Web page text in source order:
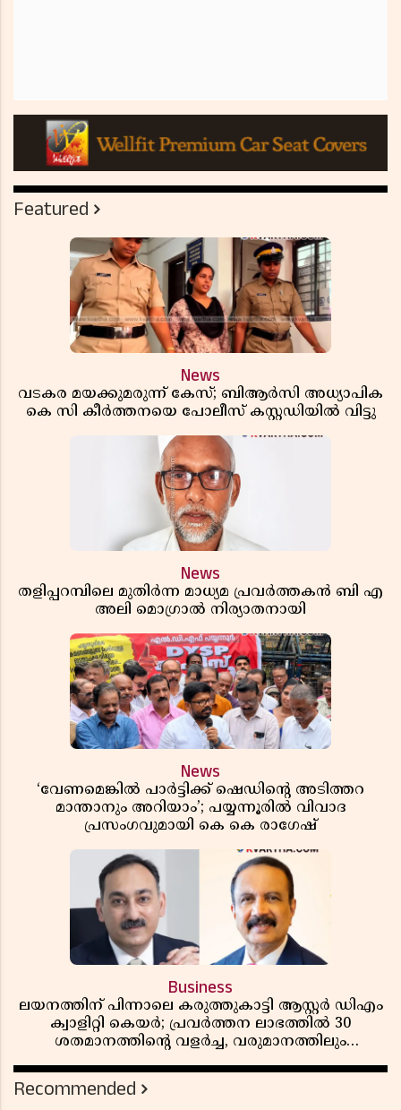
Featured
News
വടകര മയക്കുമരുന്ന് കേസ്; ബിആർസി അധ്യാപിക
കെ സി കീർത്തനയെ പോലീസ് കസ്റ്റഡിയിൽ വിട്ടു
News
തളിപ്പറമ്പിലെ മുതിർന്ന മാധ്യമ പ്രവർത്തകൻ ബി എ
അലി മൊഗ്രാൽ നിര്യാതനായി
News
‘വേണമെങ്കിൽ പാർട്ടിക്ക് ഷെഡിൻ്റെ അടിത്തറ
മാന്താനും അറിയാം’; പയ്യന്നൂരിൽ വിവാദ
പ്രസംഗവുമായി കെ കെ രാഗേഷ്
Business
ലയനത്തിന് പിന്നാലെ കരുത്തുകാട്ടി ആസ്റ്റർ ഡിഎം
ക്വാളിറ്റി കെയർ; പ്രവർത്തന ലാഭത്തിൽ 30
ശതമാനത്തിൻ്റെ വളർച്ച, വരുമാനത്തിലും
റിപ്പോർട്ട് പുറത്ത്
Recommended